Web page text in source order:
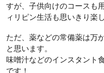
すが、子供向けのコースも
ィリピン生活も思いきり楽
ただ、薬などの常備薬は万
と思います。
味噌汁などのインスタント
です！